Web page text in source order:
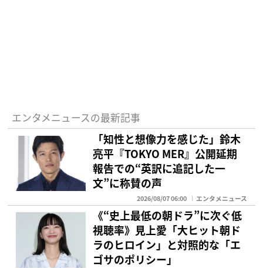
エンタメニュースの最新記事
「知性と想像力を感じた」鈴木
亮平『TOKYO MER』公開延期
報告での“英訳に追記した一
文”に称賛の声
2026/08/07 06:00 エンタメニュース
《“史上最低の朝ドラ”に次ぐ低
視聴率》見上愛「大ヒット朝ド
ラのヒロイン」と対照的な「エ
ゴサのポリシー」